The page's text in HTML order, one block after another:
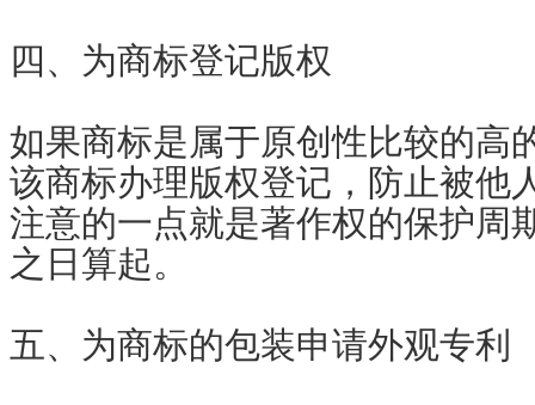
四、为商标登记版权
如果商标是属于原创性比较的高
该商标办理版权登记，防止被他
注意的一点就是著作权的保护周
之日算起。
五、为商标的包装申请外观专利